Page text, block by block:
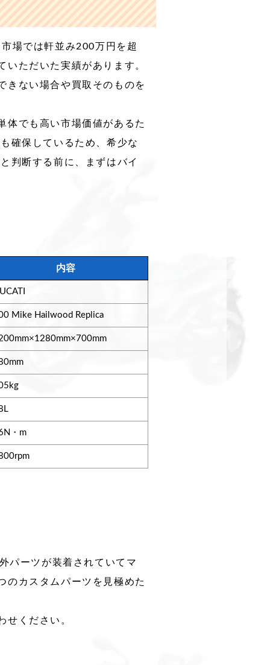
場では軒並み200万円を超
ただいた実績があります。
きない場合や買取そのものを
体でも高い市場価値があるた
確保しているため、希少な
判断する前に、まずはバイ
内容
Mike Hailwood Replica
・m
パーツが装着されていてマ
のカスタムパーツを見極めた
せください。